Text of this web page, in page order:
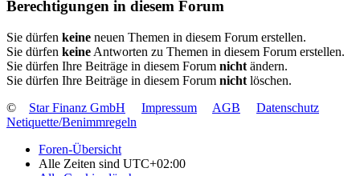
Berechtigungen in diesem Forum
Sie dürfen keine neuen Themen in diesem Forum erstellen.
Sie dürfen keine Antworten zu Themen in diesem Forum erstellen.
Sie dürfen Ihre Beiträge in diesem Forum nicht ändern.
Sie dürfen Ihre Beiträge in diesem Forum nicht löschen.
©
Star Finanz GmbH Impressum AGB
Datenschutz
Netiquette/Benimmregeln
Foren-Übersicht
Alle Zeiten sind UTC+02:00